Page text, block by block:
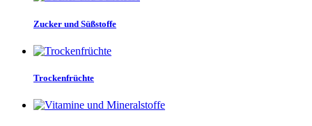
Zucker und Süßstoffe
Trockenfrüchte